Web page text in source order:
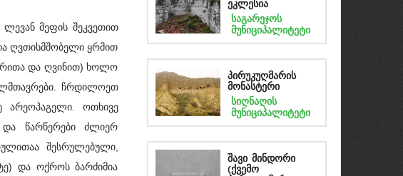
მეფის შეკვეთით
ღვთისმშობელი ყრმით
და ღვინით) ხოლო
ჩრდილოეთ
არეოპაგელი. ოთხივე
და წარწერები ძლიერ
შესრულებული,
და ოქროს ბარძიმია
ეკლესია
საგარეჯოს
მუნიციპალიტეტი
პირუკუღმარის
მონასტერი
სიღნაღის
მუნიციპალიტეტი
შავი მინდორი
(ქვემო